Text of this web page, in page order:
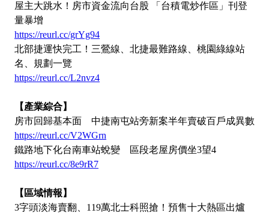
屋主大跳水！房市資金流向台股 「台積電炒作區」刊登
量暴增
https://reurl.cc/grYg94
北部捷運快完工！三鶯線、北捷最難路線、桃園綠線站
名、規劃一覽
https://reurl.cc/L2nvz4
【產業綜合】
房市回歸基本面 中捷南屯站旁新案半年賣破百戶成異數
https://reurl.cc/V2WGrn
鐵路地下化台南車站蛻變 區段老屋房價坐3望4
https://reurl.cc/8e9rR7
【區域情報】
3字頭淡海賣翻、119萬北士科照搶！預售十大熱區出爐